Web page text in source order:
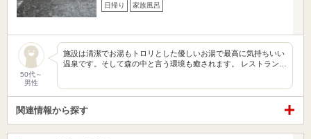
日帰り 家族風呂
50代～
男性
施設は清潔でお湯もトロリとした優しいお湯で最高に気持ちいい
温泉です。そして森の中と言う環境も癒されます。 レストラン…
関連情報から探す